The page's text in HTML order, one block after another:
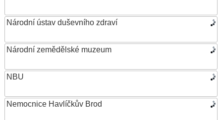
Národní ústav duševního zdraví
Národní zemědělské muzeum
NBU
Nemocnice Havlíčkův Brod